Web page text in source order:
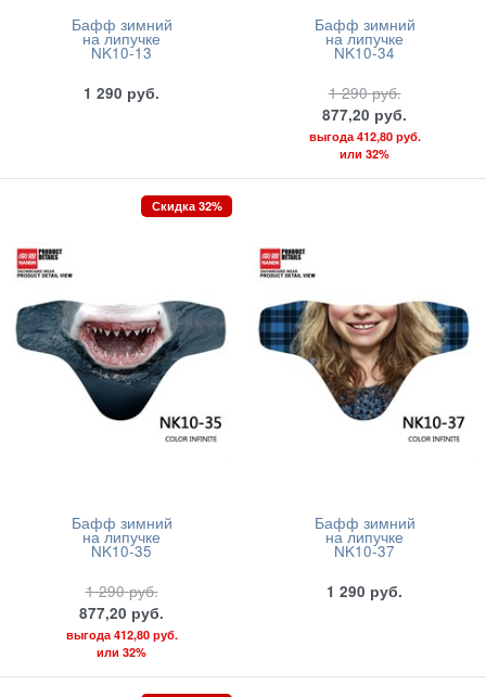
Бафф зимний
на липучке
NK10-13
1 290 руб.
Бафф зимний
на липучке
NK10-34
1 290 руб.
877,20 руб.
выгода 412,80 руб.
или 32%
Бафф зимний
на липучке
NK10-35
1 290 руб.
877,20 руб.
выгода 412,80 руб.
или 32%
Скидка 32%
Бафф зимний
на липучке
NK10-37
1 290 руб.